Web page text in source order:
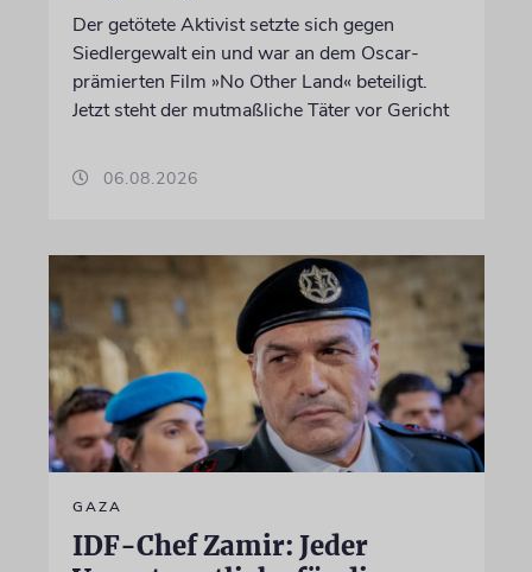
Der getötete Aktivist setzte sich gegen
Siedlergewalt ein und war an dem Oscar-
prämierten Film »No Other Land« beteiligt.
Jetzt steht der mutmaßliche Täter vor Gericht
06.08.2026
GAZA
IDF-Chef Zamir: Jeder